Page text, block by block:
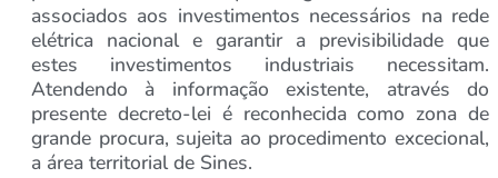
associados aos investimentos necessários na rede
elétrica nacional e garantir a previsibilidade que
estes investimentos industriais necessitam.
Atendendo à informação existente, através do
presente decreto-lei é reconhecida como zona de
grande procura, sujeita ao procedimento excecional,
a área territorial de Sines.